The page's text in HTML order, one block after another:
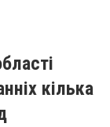
кілька